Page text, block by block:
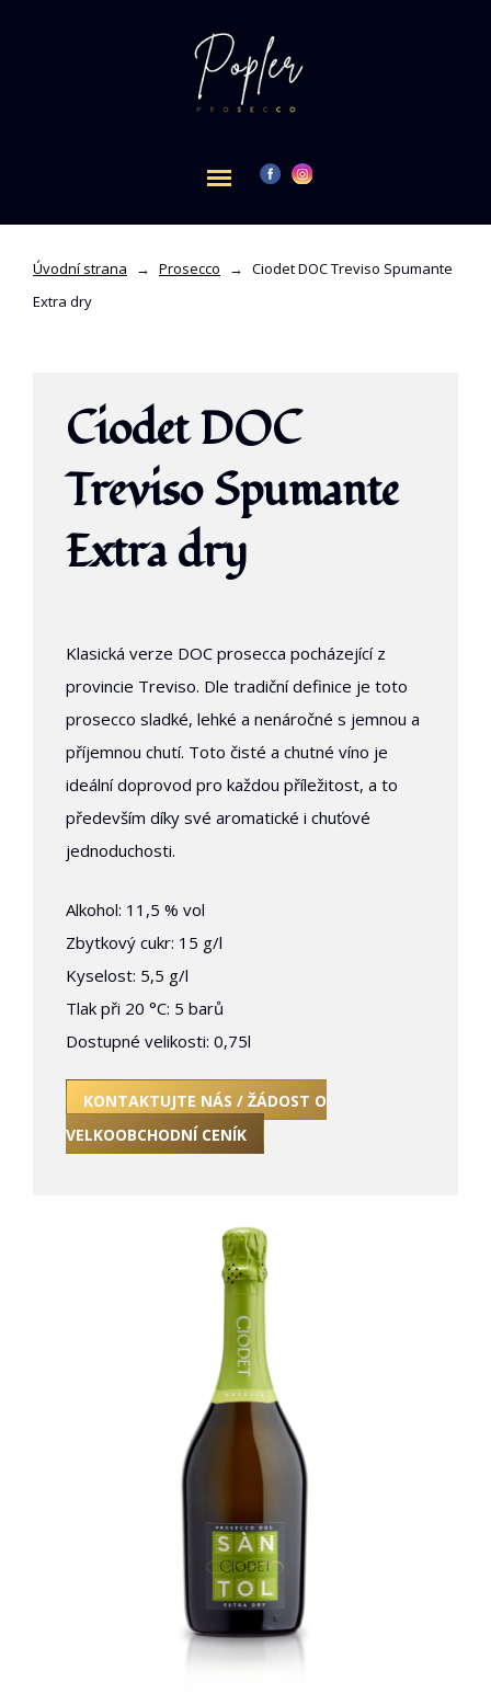
Úvodní strana → Prosecco → Ciodet DOC Treviso Spumante
Extra dry
Ciodet DOC
Treviso Spumante
Extra dry
Klasická verze DOC prosecca pocházející z
provincie Treviso. Dle tradiční definice je toto
prosecco sladké, lehké a nenáročné s jemnou a
příjemnou chutí. Toto čisté a chutné víno je
ideální doprovod pro každou příležitost, a to
především díky své aromatické i chuťové
jednoduchosti.
Alkohol: 11,5 % vol
Zbytkový cukr: 15 g/l
Kyselost: 5,5 g/l
Tlak při 20 °C: 5 barů
Dostupné velikosti: 0,75l
KONTAKTUJTE NÁS / ŽÁDOST O
VELKOOBCHODNÍ CENÍK